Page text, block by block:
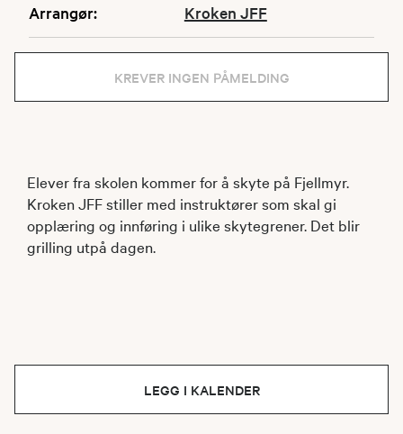
Arrangør: Kroken JFF
KREVER INGEN PÅMELDING
Elever fra skolen kommer for å skyte på Fjellmyr.
Kroken JFF stiller med instruktører som skal gi
opplæring og innføring i ulike skytegrener. Det blir
grilling utpå dagen.
LEGG I KALENDER